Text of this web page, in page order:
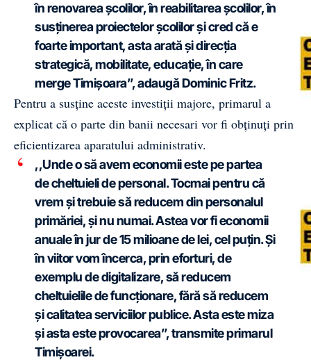
în renovarea școlilor, în reabilitarea școlilor, în
susținerea proiectelor școlilor și cred că e
foarte important, asta arată și direcția
strategică, mobilitate, educație, în care
merge Timișoara”, adaugă Dominic Fritz.
Pentru a susține aceste investiții majore, primarul a
explicat că o parte din banii necesari vor fi obținuți prin
eficientizarea aparatului administrativ.
,,Unde o să avem economii este pe partea
de cheltuieli de personal. Tocmai pentru că
vrem și trebuie să reducem din personalul
primăriei, și nu numai. Astea vor fi economii
anuale în jur de 15 milioane de lei, cel puțin. Și
în viitor vom încerca, prin eforturi, de
exemplu de digitalizare, să reducem
cheltuielile de funcționare, fără să reducem
și calitatea serviciilor publice. Asta este miza
și asta este provocarea”, transmite primarul
Timișoarei.